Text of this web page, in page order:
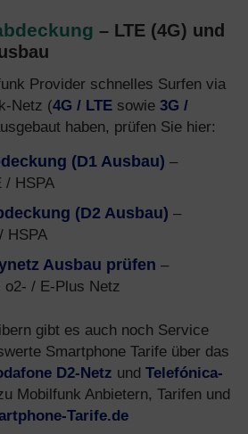
– LTE (4G) und
Provider schnelles Surfen via
Netz (4G / LTE sowie 3G /
haben, prüfen Sie hier:
(D1 Ausbau) –
/ HSPA
(D2 Ausbau) –
HSPA
Ausbau prüfen –
/ E-Plus Netz
gibt es auch noch Service
Smartphone Tarife über das
D2-Netz und Telefónica-
Mobilfunk Anbietern, Tarifen und
Tarife.de